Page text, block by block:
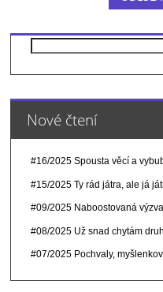
Nové čtení
#16/2025 Spousta věcí a
#15/2025 Ty rád játra, ale já
#09/2025 Naboostovaná
#08/2025 Už snad chytám
#07/2025 Pochvaly,